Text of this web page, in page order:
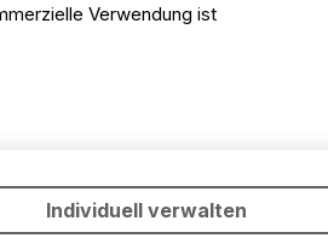
Verwendung ist
unseres Online-Angebots,
ermöglichen. Bitte beachten Sie,
Individuell verwalten